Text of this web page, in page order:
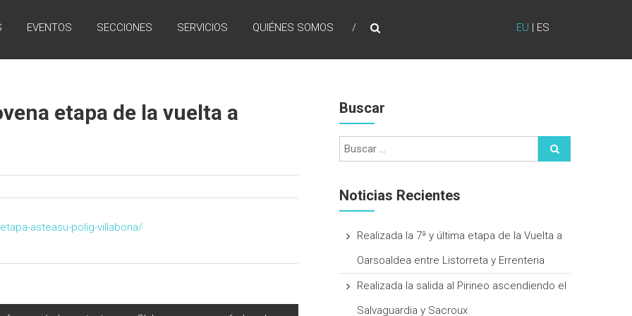
EU | ES
EVENTOS SECCIONES SERVICIOS QUIÉNES SOMOS
etapa de la vuelta a
asteasu-polig-villabona/
Buscar
Noticias Recientes
Realizada la 7ª y última etapa de la Vuelta a
Oarsoaldea entre Listorreta y Errenteria
Realizada la salida al Pirineo ascendiendo el
Salvaguardia y Sacroux